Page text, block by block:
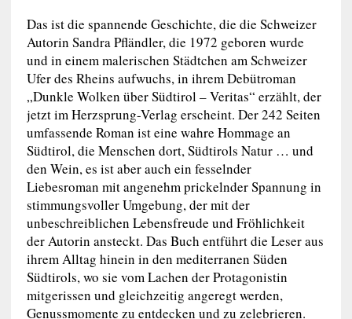
Das ist die spannende Geschichte, die die Schweizer
Autorin Sandra Pfländler, die 1972 geboren wurde
und in einem malerischen Städtchen am Schweizer
Ufer des Rheins aufwuchs, in ihrem Debütroman
„Dunkle Wolken über Südtirol – Veritas“ erzählt, der
jetzt im Herzsprung-Verlag erscheint. Der 242 Seiten
umfassende Roman ist eine wahre Hommage an
Südtirol, die Menschen dort, Südtirols Natur … und
den Wein, es ist aber auch ein fesselnder
Liebesroman mit angenehm prickelnder Spannung in
stimmungsvoller Umgebung, der mit der
unbeschreiblichen Lebensfreude und Fröhlichkeit
der Autorin ansteckt. Das Buch entführt die Leser aus
ihrem Alltag hinein in den mediterranen Süden
Südtirols, wo sie vom Lachen der Protagonistin
mitgerissen und gleichzeitig angeregt werden,
Genussmomente zu entdecken und zu zelebrieren.